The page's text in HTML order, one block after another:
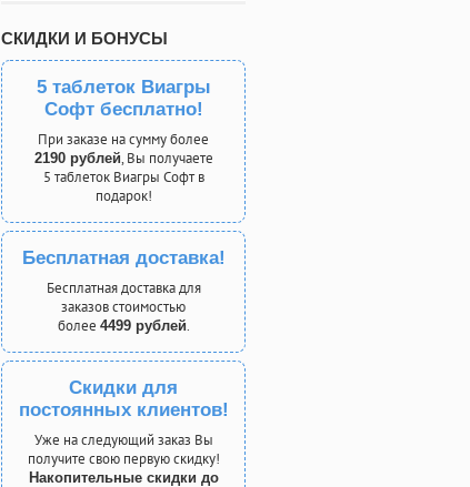
СКИДКИ И БОНУСЫ
5 таблеток Виагры
Софт бесплатно!
При заказе на сумму более
2190 рублей, Вы получаете
5 таблеток Виагры Софт в
подарок!
Бесплатная доставка!
Бесплатная доставка для
заказов стоимостью
более 4499 рублей.
Скидки для
постоянных клиентов!
Уже на следующий заказ Вы
получите свою первую скидку!
Накопительные скидки до